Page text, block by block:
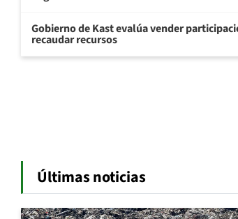
Gobierno de Kast evalúa vender
recaudar recursos
Últimas noticias